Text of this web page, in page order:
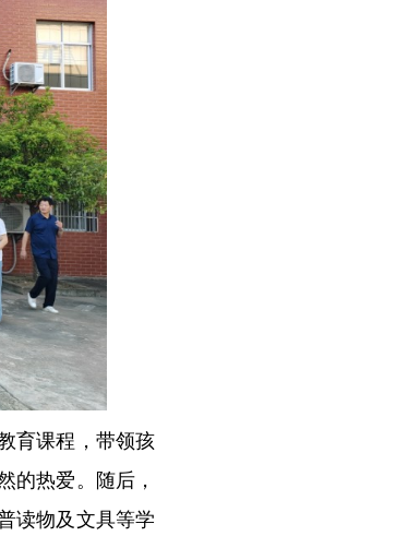
育课程，带领孩
的热爱。随后，
读物及文具等学